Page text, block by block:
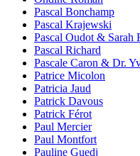
Pascal Bonchamp
Pascal Krajewski
Pascal Oudot & Sarah
Pascal Richard
Pascale Caron & Dr.
Patrice Micolon
Patricia Jaud
Patrick Davous
Patrick Férot
Paul Mercier
Paul Montfort
Pauline Guedj